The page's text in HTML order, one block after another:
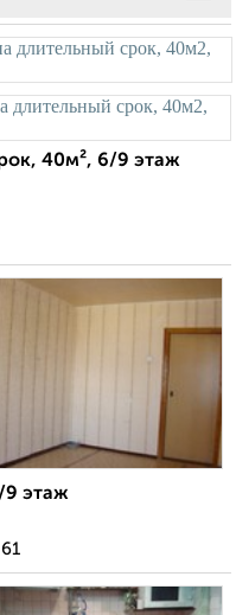
40м², 6/9 этаж
9 этаж